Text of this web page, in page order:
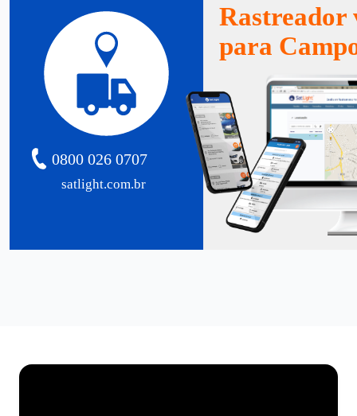
satlight.com.br
0800 026 0707
Rastreador
para